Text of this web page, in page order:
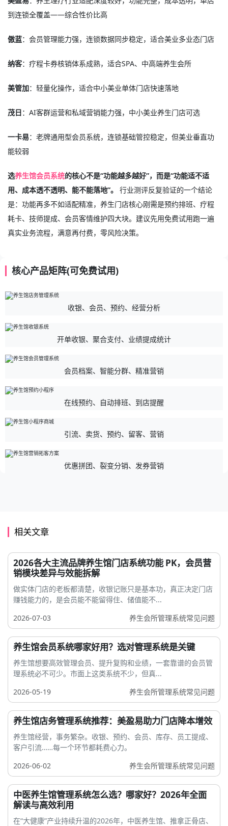
到连锁全覆盖——综合性价比高
傲蓝：会员管理能力强，连锁数据同步稳定，适合美业多业态门店
纳客：疗程卡券核销体系成熟，适合SPA、中高端养生会所
美管加：轻量化操作，适合中小美业单体门店快速落地
茂日：AI客群运营和私域营销能力强，中小美业养生门店可选
一卡易：老牌通用型会员系统，连锁基础管控稳定，但美业垂直功
能较弱
选养生馆会员系统的核心不是“功能越多越好”，而是“功能适不适
用、成本透不透明、能不能落地”。
行业测评反复验证的一个结论
是：功能再多不如适配精准，养生门店核心刚需是预约排班、疗程
耗卡、技师提成、会员客情维护四大块。建议先用免费试用跑一遍
真实业务流程，满意再付费，零风险决策。
核心产品矩阵(可免费试用)
收银、会员、预约、经营分析
开单收银、聚合支付、业绩提成统计
会员档案、智能分群、精准营销
在线预约、自动排班、到店提醒
引流、卖货、预约、留客、营销
优惠拼团、裂变分销、发券营销
相关文章
2026各大主流品牌养生馆门店系统功能 PK，会员营
销模块差异与效能拆解
做实体门店的老板都清楚，收银记账只是基本功，真正决定门店
赚钱能力的，是会员能不能留得住、储值能不...
2026-07-03
养生会所管理系统常见问题
养生馆会员系统哪家好用？选对管理系统是关键
养生馆想要高效管理会员、提升复购和业绩，一套靠谱的会员管
理系统必不可少。市面上这类系统不少，但真...
2026-05-19
养生会所管理系统常见问题
养生馆店务管理系统推荐：美盈易助力门店降本增效
养生馆经营，事务繁杂。收银、预约、会员、库存、员工提成、
客户引流……每一个环节都耗费心力。
2026-06-02
养生会所管理系统常见问题
中医养生馆管理系统怎么选？哪家好？2026年全面
解读与高效利用
在“大健康”产业持续升温的2026年，中医养生馆、推拿正骨店、